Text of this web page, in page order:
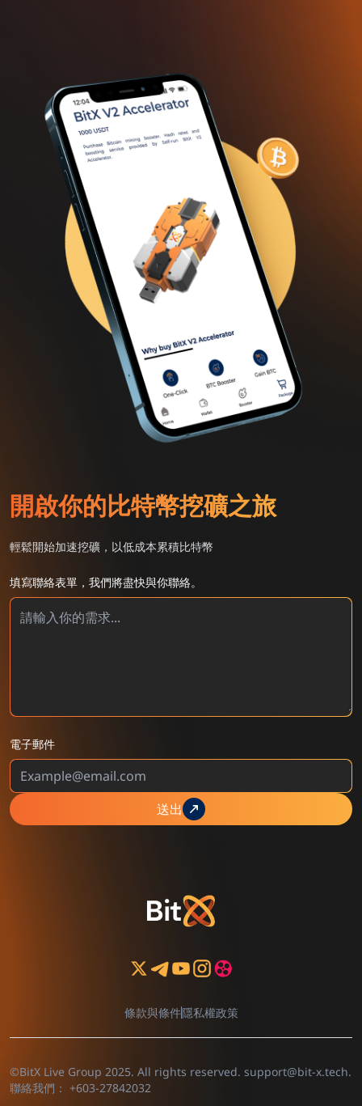
開啟你的比特幣挖礦之旅
輕鬆開始加速挖礦，以低成本累積比特幣
填寫聯絡表單，我們將盡快與你聯絡。
電子郵件
送出
條款與條件隱私權政策
©BitX Live Group 2025. All rights reserved. support@bit-x.tech.
聯絡我們： +603-27842032